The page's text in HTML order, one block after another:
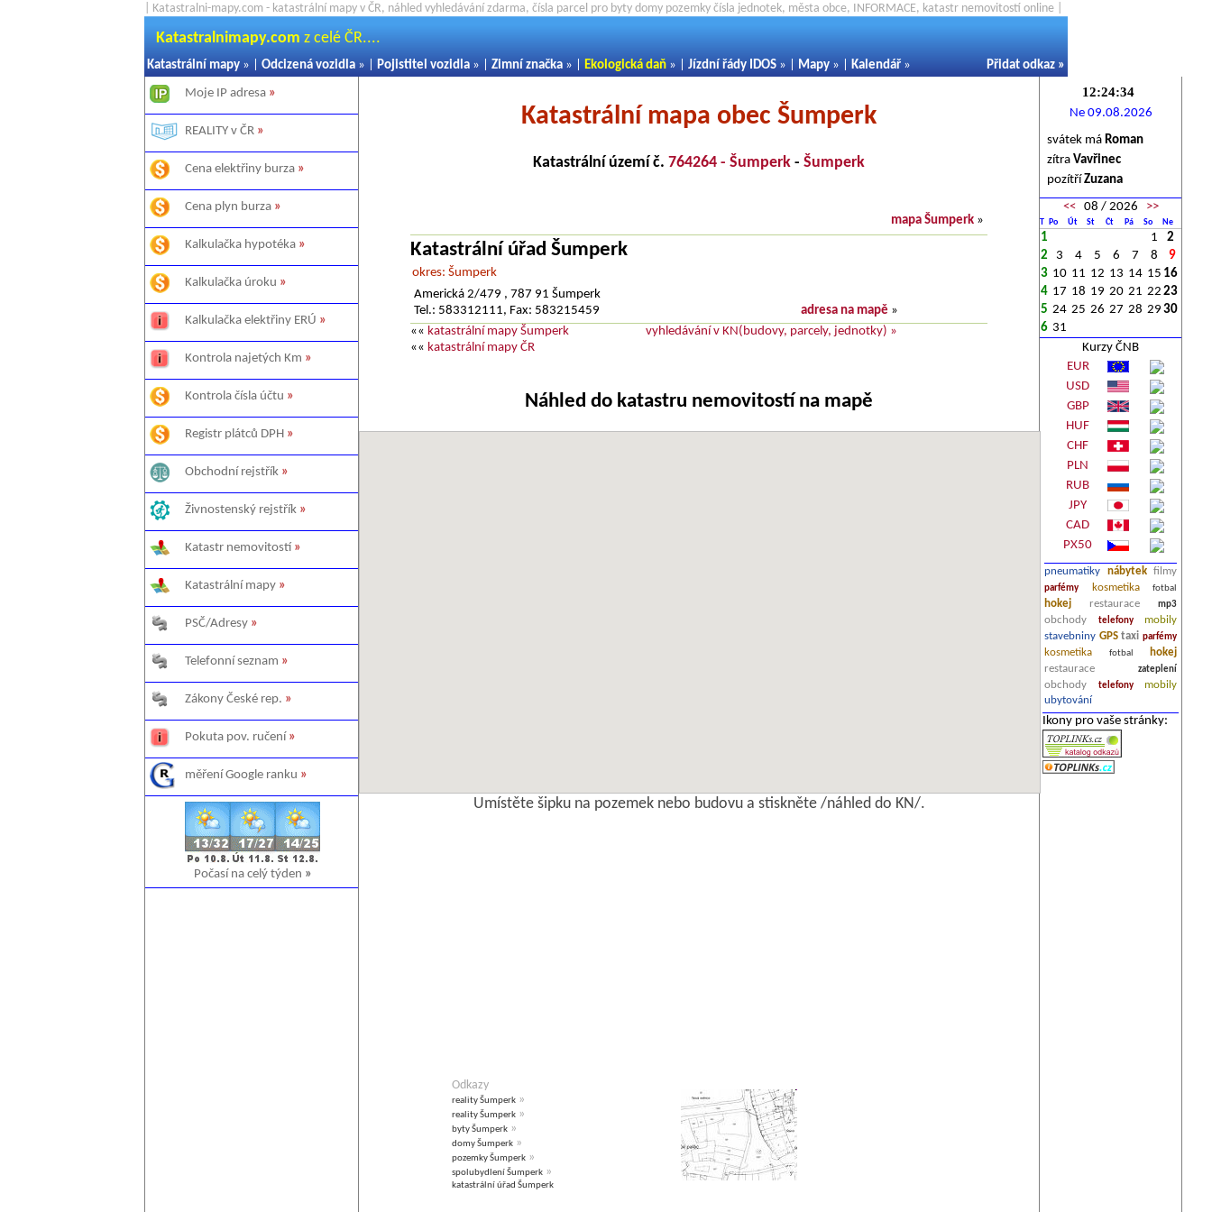
| Katastralni-mapy.com - katastrální mapy v ČR, náhled vyhledávání zdarma, čísla parcel pro byty domy pozemky čísla jednotek, města obce, INFORMACE, katastr nemovitostí online |
Katastralnimapy.com z celé ČR....
Katastrální mapy » | Odcizená vozidla » | Pojistitel vozidla » | Zimní značka » | Ekologická daň » | Jízdní řády IDOS » | Mapy » | Kalendář » Přidat odkaz »
Moje IP adresa »
REALITY v ČR »
Cena elektřiny burza »
Cena plyn burza »
Kalkulačka hypotéka »
Kalkulačka úroku »
Kalkulačka elektřiny ERÚ »
Kontrola najetých Km »
Kontrola čísla účtu »
Registr plátců DPH »
Obchodní rejstřík »
Živnostenský rejstřík »
Katastr nemovitostí »
Katastrální mapy »
PSČ/Adresy »
Telefonní seznam »
Zákony České rep. »
Pokuta pov. ručení »
měření Google ranku »
Počasí na celý týden »
Katastrální mapa obec Šumperk
Katastrální území č. 764264 - Šumperk - Šumperk
mapa Šumperk »
Katastrální úřad Šumperk
okres: Šumperk
Americká 2/479 , 787 91 Šumperk
Tel.: 583312111, Fax: 583215459
adresa na mapě »
«« katastrální mapy Šumperk
«« katastrální mapy ČR
vyhledávání v KN(budovy, parcely, jednotky) »
Náhled do katastru nemovitostí na mapě
Umístěte šipku na pozemek nebo budovu a stiskněte /náhled do KN/.
Odkazy
reality Šumperk »
reality Šumperk »
byty Šumperk »
domy Šumperk »
pozemky Šumperk »
spolubydlení Šumperk »
katastrální úřad Šumperk
Ne 09.08.2026
svátek má Roman
zítra Vavřinec
pozítří Zuzana
<<08 / 2026 >>
T Po Út St Čt Pá So Ne
1 1
2
2
3 4 5 6 7 8
9
3 10 11 12 13 14 15 16
4 17 18 19 20 21 22 23
5 24 25 26 27 28 29 30
6 31
Kurzy ČNB
EUR
USD
GBP
HUF
CHF
PLN
RUB
JPY
CAD
PX50
pneumatiky nábytek filmy
parfémy kosmetika fotbal
hokej restaurace mp3
obchody telefony
mobily
stavebniny GPS taxi parfémy
kosmetika fotbal
hokej
restaurace
zateplení
obchody telefony
mobily
ubytování
Ikony pro vaše stránky: